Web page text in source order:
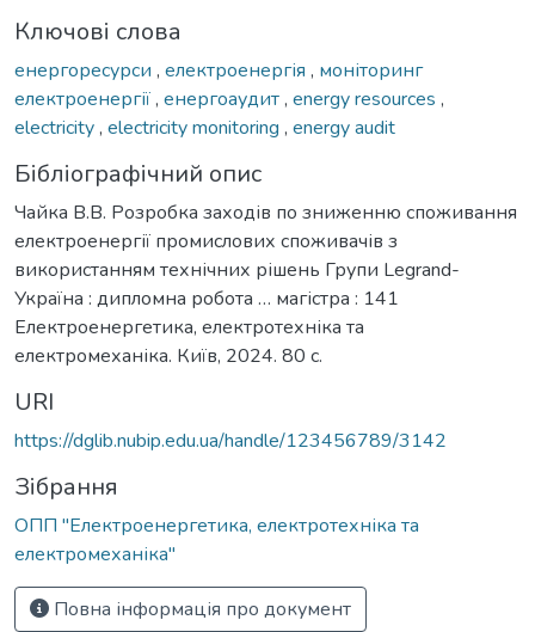
Ключові слова
енергоресурси , електроенергія , моніторинг
електроенергії, енергоаудит, energy resources ,
electricity, electricity monitoring , energy audit
Бібліографічний опис
Чайка В.В. Розробка заходів по зниженню споживання
електроенергії промислових споживачів з
використанням технічних рішень Групи Legrand-
Україна : дипломна робота … магістра : 141
Електроенергетика, електротехніка та
електромеханіка. Київ, 2024. 80 с.
URI
https://dglib.nubip.edu.ua/handle/123456789/3142
Зібрання
ОПП "Електроенергетика, електротехніка та
електромеханіка"
Повна інформація про документ